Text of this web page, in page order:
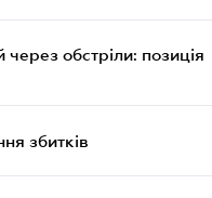
обстріли: позиція
збитків